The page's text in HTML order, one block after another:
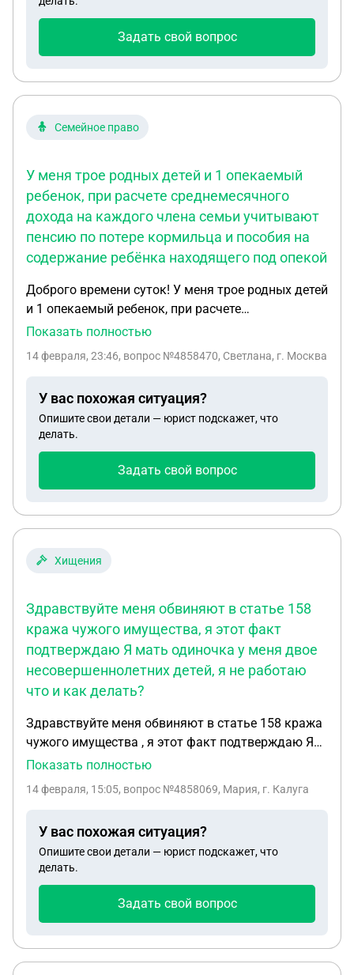
Задать свой вопрос
Семейное право
У меня трое родных детей и 1 опекаемый
ребенок, при расчете среднемесячного
дохода на каждого члена семьи учитывают
пенсию по потере кормильца и пособия на
содержание ребёнка находящего под опекой
Доброго времени суток! У меня трое родных детей
и 1 опекаемый ребенок, при расчете
среднемесячного дохода на каждого члена семьи
пособия на содержание ребёнка находящего под
него на номинальном счёту и мы ежегодно
отчитываемся перед опекой за эти денежные
средства.
Показать полностью
14 февраля, 23:46, вопрос №4858470, Светлана, г. Москва
У вас похожая ситуация?
Опишите свои детали — юрист подскажет, что
делать.
Задать свой вопрос
Хищения
Здравствуйте меня обвиняют в статье 158
кража чужого имущества, я этот факт
подтверждаю Я мать одиночка у меня двое
несовершеннолетних детей, я не работаю
что и как делать?
Здравствуйте меня обвиняют в статье 158 кража
чужого имущества , я этот факт подтверждаю Я
мать одиночка у меня двое несовершеннолетних
сталкиваюсь с таким в первый раз , помогите
Показать полностью
14 февраля, 15:05, вопрос №4858069, Мария, г. Калуга
У вас похожая ситуация?
Опишите свои детали — юрист подскажет, что
делать.
Задать свой вопрос